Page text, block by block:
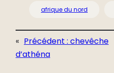
afrique du nord
« Précédent : chevêche
d’athéna